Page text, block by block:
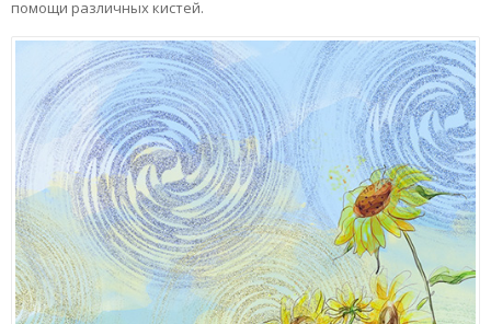
помощи различных кистей.